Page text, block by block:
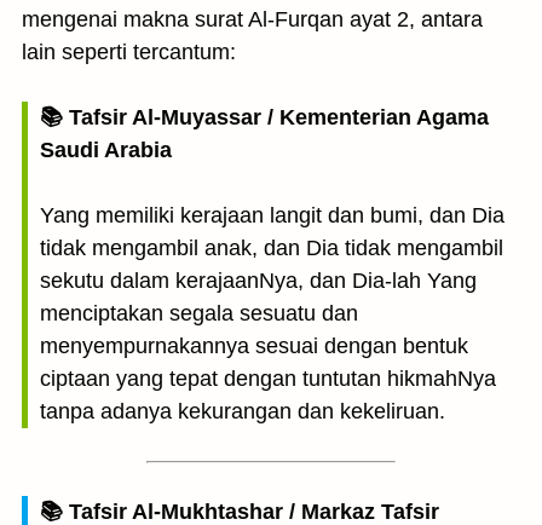
mengenai makna surat Al-Furqan ayat 2, antara
lain seperti tercantum:
📚 Tafsir Al-Muyassar / Kementerian Agama
Saudi Arabia
Yang memiliki kerajaan langit dan bumi, dan Dia
tidak mengambil anak, dan Dia tidak mengambil
sekutu dalam kerajaanNya, dan Dia-lah Yang
menciptakan segala sesuatu dan
menyempurnakannya sesuai dengan bentuk
ciptaan yang tepat dengan tuntutan hikmahNya
tanpa adanya kekurangan dan kekeliruan.
📚 Tafsir Al-Mukhtashar / Markaz Tafsir